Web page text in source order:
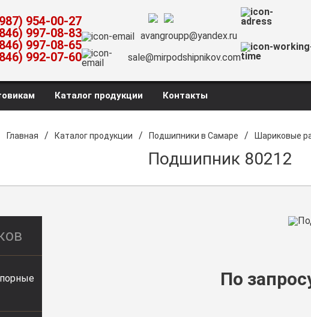
954-00-27
997-08-83
997-08-65
992-07-60
avangroupp@yandex.ru
sale@mirpodshipnikov.com
Каталог продукции Контакты
Главная / Каталог продукции / Подшипники в Самаре / Шариковые
Подшипник 80212
По